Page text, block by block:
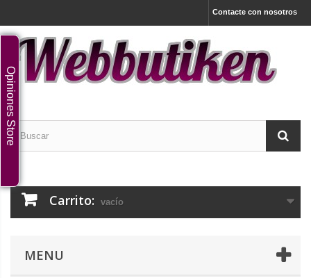
Contacte con nosotros
Carrito: vacío
MENU
Opiniones Store